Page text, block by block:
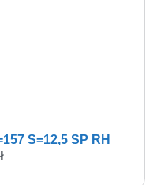
S=12,5 SP RH